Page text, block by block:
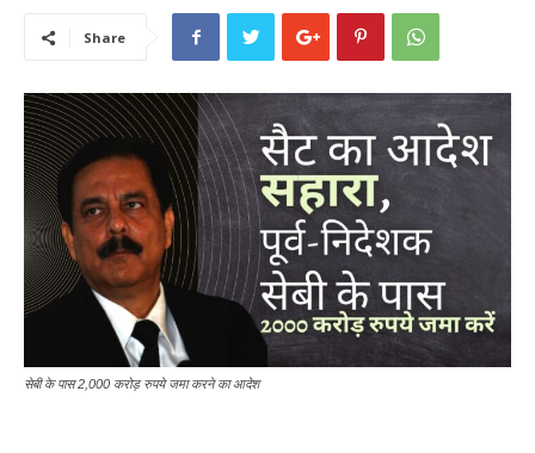
Share
सेबी के पास 2,000 करोड़ रुपये जमा करने का आदेश